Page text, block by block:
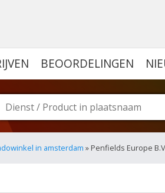
BEOORDELINGEN
in amsterdam » Penfields Europe